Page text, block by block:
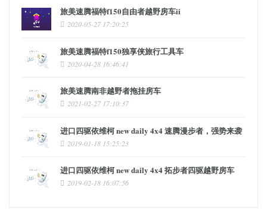
旅美速腾福特f150自由者越野房车ii
2020-05-27 17:20:25
旅美速腾福特f150独享侠旅行工具车
2020-04-28 16:46:41
旅美速腾南非越野者拖挂房车
2021-02-27 17:10:37
进口四驱依维柯 new daily 4x4 速腾漫步者，强势来袭
2019-01-18 15:25:23
进口四驱依维柯 new daily 4x4 拓步者四驱越野房车
2019-02-18 16:07:56